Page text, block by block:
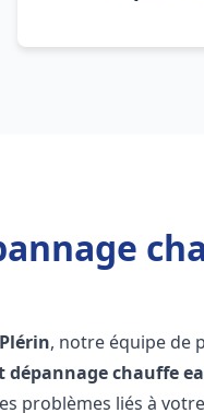
Plérin, notre équipe de
chauffe
problèmes liés à